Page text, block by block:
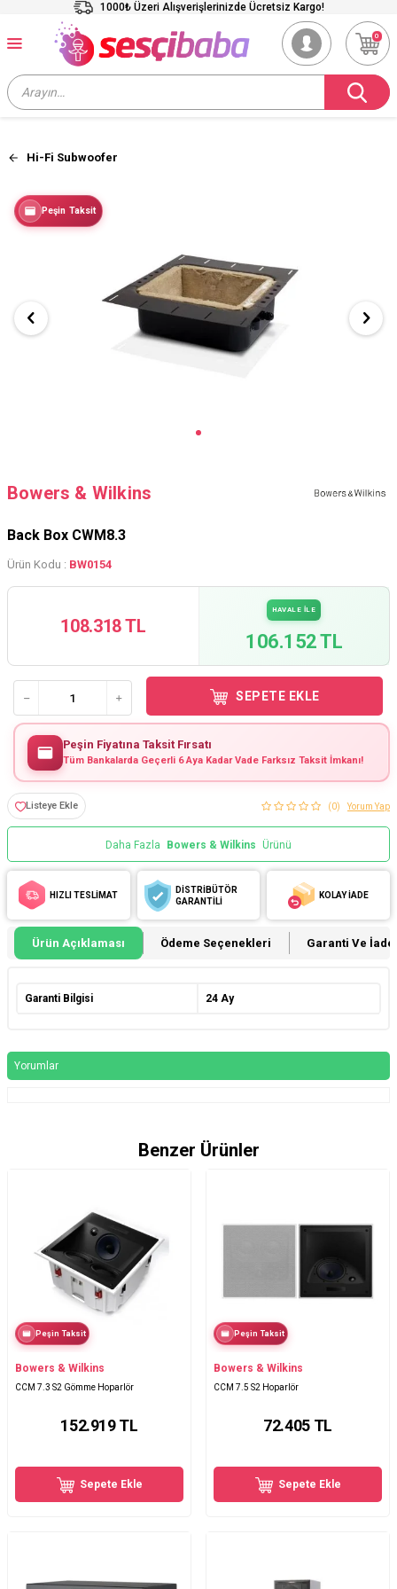
1000₺ Üzeri Alışverişlerinizde Ücretsiz Kargo!
0
Hi-Fi Subwoofer
Peşin Taksit
Bowers & Wilkins
Back Box CWM8.3
Ürün Kodu : BW0154
108.318 TL
HAVALE İLE
106.152 TL
SEPETE EKLE
Peşin Fiyatına Taksit Fırsatı
Tüm Bankalarda Geçerli 6 Aya Kadar Vade Farksız Taksit İmkanı!
Listeye Ekle (0) Yorum Yap
Daha Fazla Bowers & Wilkins Ürünü
HIZLI TESLİMAT
DİSTRİBÜTÖR
GARANTİLİ
KOLAY İADE
Ürün Açıklaması Ödeme Seçenekleri Garanti Ve İade
Garanti Bilgisi 24 Ay
Yorumlar
Benzer Ürünler
Peşin Taksit
Bowers & Wilkins
CCM 7.3 S2 Gömme Hoparlör
152.919TL
Sepete Ekle
Peşin Taksit
Bowers & Wilkins
CCM 7.5 S2 Hoparlör
72.405TL
Sepete Ekle